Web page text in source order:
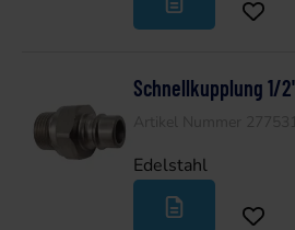
Schnellkupplung 1/
Edelstahl